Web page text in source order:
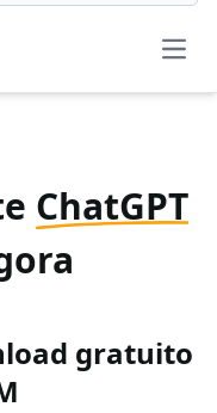
ChatGPT
gratuito